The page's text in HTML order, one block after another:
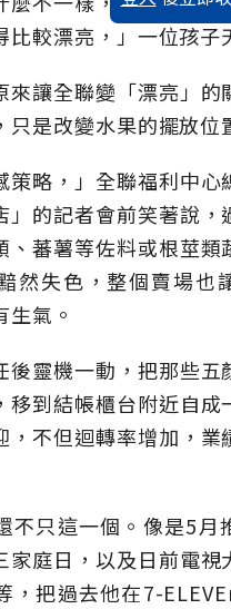
比較漂亮，」一位孩子
來讓全聯變「漂亮」的
只是改變水果的擺放位
策略，」全聯福利中心
」的記者會前笑著說，
、蕃薯等佐料或根莖類
然失色，整個賣場也
生氣。
後靈機一動，把那些五
移到結帳櫃台附近自成
，不但迴轉率增加，業
不只這一個。像是5月
家庭日，以及日前電視
，把過去他在7-